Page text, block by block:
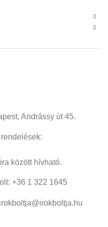
Andrássy út 45.
rendelések:
között hívható.
+36 1 322 1645